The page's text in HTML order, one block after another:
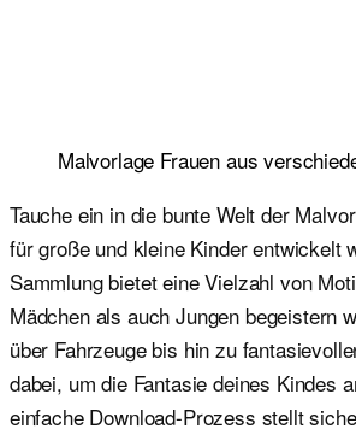
Malvorlage Frauen aus
Tauche ein in die bunte Welt der
für große und kleine Kinder entwickelt
Sammlung bietet eine Vielzahl von
Mädchen als auch Jungen begeistern
über Fahrzeuge bis hin zu
dabei, um die Fantasie deines Kindes
einfache Download-Prozess stellt